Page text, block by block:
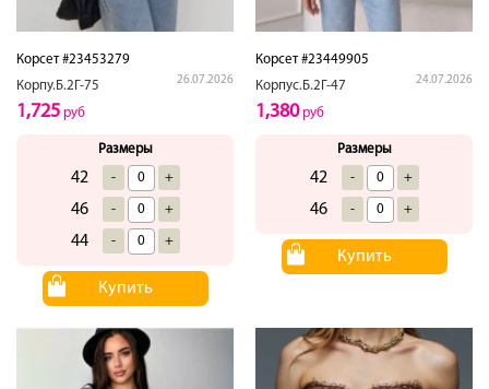
Корсет #23453279
Корпу.Б.2Г-75
26.07.2026
1,725 руб
Размеры
42 - +
46 - +
44 - +
Купить
Корсет #23449905
Корпус.Б.2Г-47
24.07.2026
1,380руб
Размеры
42 - +
46 - +
Купить